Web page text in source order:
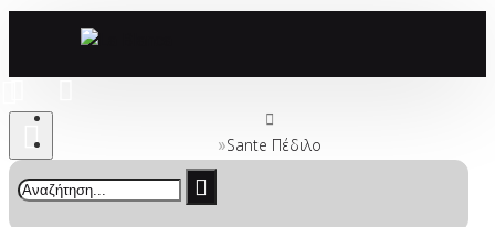
Sante Πέδιλο